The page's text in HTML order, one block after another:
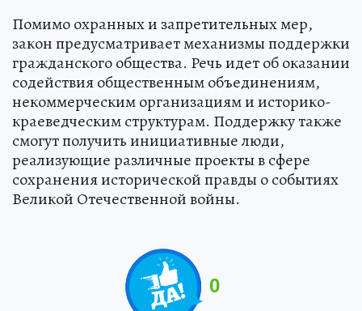
Помимо охранных и запретительных мер,
закон предусматривает механизмы поддержки
гражданского общества. Речь идет об оказании
содействия общественным объединениям,
некоммерческим организациям и историко-
краеведческим структурам. Поддержку также
смогут получить инициативные люди,
реализующие различные проекты в сфере
сохранения исторической правды о событиях
Великой Отечественной войны.
0